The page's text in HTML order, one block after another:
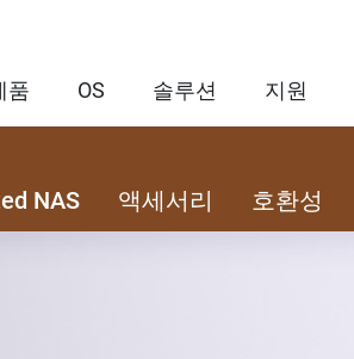
품 OS 솔루션 지원
NAS 액세서리 호환성